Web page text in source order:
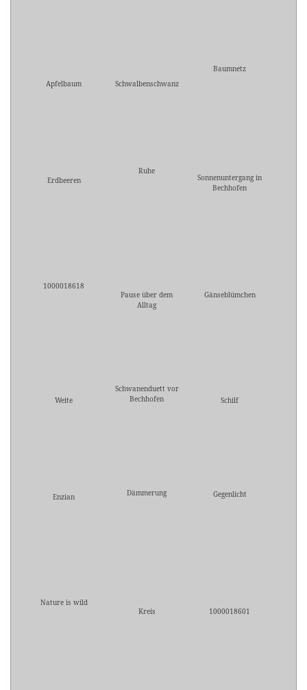
Apfelbaum Schwalbenschwanz
Baumnetz
Erdbeeren
Ruhe
Sonnenuntergang in
Bechhofen
1000018618
Pause über dem
Alltag
Gänseblümchen
Weite
Schwanenduett vor
Bechhofen
Schilf
Enzian Dämmerung Gegenlicht
Nature is wild
Kreis
1000018601